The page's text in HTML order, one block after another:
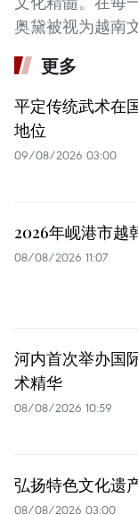
奥黛被视为越南
更多
平定传统武术在
地位
09/08/2026 03:00
2026年岘港市越
08/08/2026 11:07
河内首次举办国
术精华
08/08/2026 10:59
弘扬特色文化遗
08/08/2026 03:00